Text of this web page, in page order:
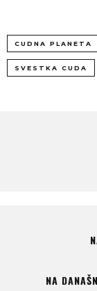
CUDNA PLANETA
SVESTKA CUDA
NA